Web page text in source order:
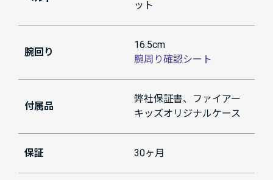
ット
腕回り
16.5cm
腕周り確認シート
付属品
弊社保証書、ファイアー
キッズオリジナルケース
保証 30ヶ月